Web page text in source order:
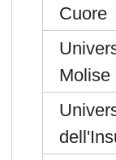
Cuore
Molise